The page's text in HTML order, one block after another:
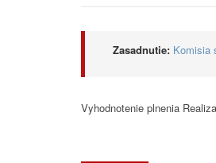
Zasadnutie: Komisia
Vyhodnotenie plnenia